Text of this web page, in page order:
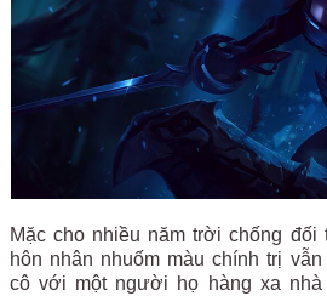
Mặc cho nhiều năm trời chống đối
hôn nhân nhuốm màu chính trị
cô với một người họ hàng xa nhà